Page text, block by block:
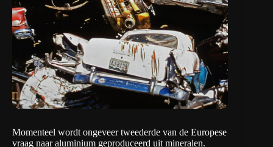
Momenteel wordt ongeveer tweederde van de Europese
vraag naar aluminium geproduceerd uit mineralen.